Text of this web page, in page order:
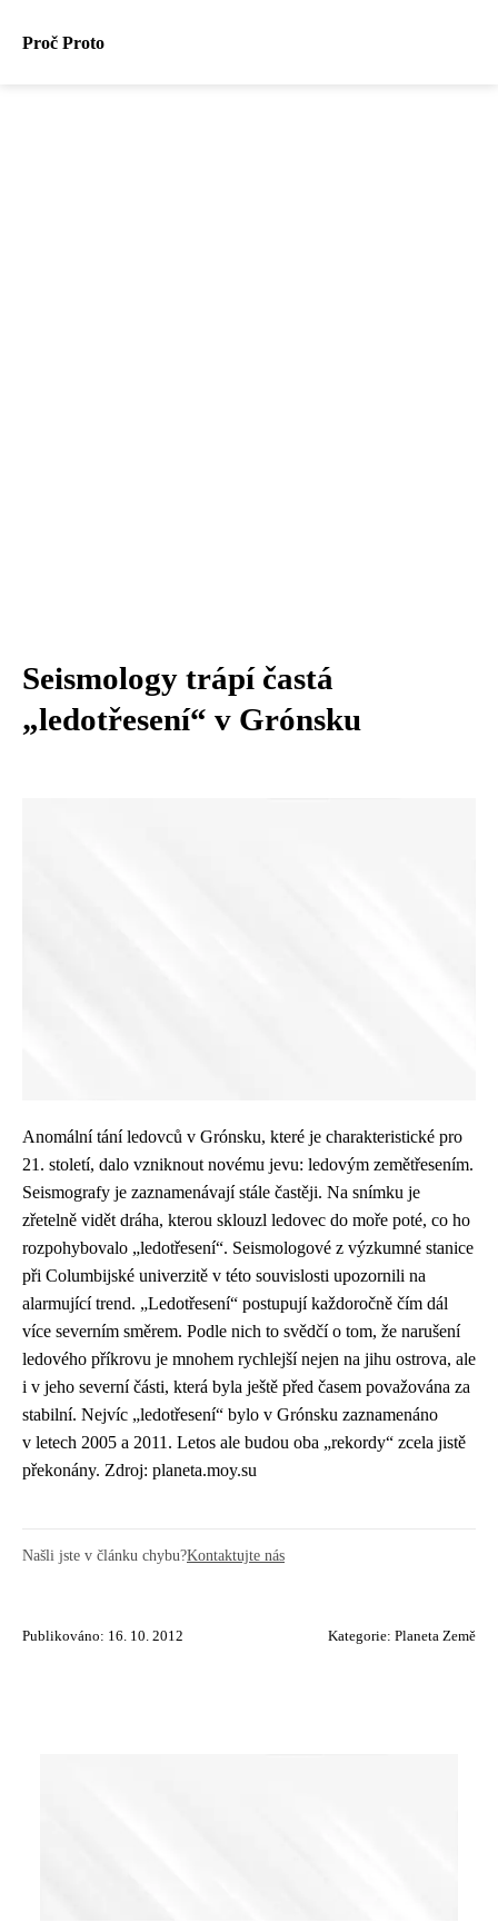
Proč Proto
Seismology trápí častá
„ledotřesení“ v Grónsku
Anomální tání ledovců v Grónsku, které je charakteristické pro
21. století, dalo vzniknout novému jevu: ledovým zemětřesením.
Seismografy je zaznamenávají stále častěji. Na snímku je
zřetelně vidět dráha, kterou sklouzl ledovec do moře poté, co ho
rozpohybovalo „ledotřesení“. Seismologové z výzkumné stanice
při Columbijské univerzitě v této souvislosti upozornili na
alarmující trend. „Ledotřesení“ postupují každoročně čím dál
více severním směrem. Podle nich to svědčí o tom, že narušení
ledového příkrovu je mnohem rychlejší nejen na jihu ostrova, ale
i v jeho severní části, která byla ještě před časem považována za
stabilní. Nejvíc „ledotřesení“ bylo v Grónsku zaznamenáno
v letech 2005 a 2011. Letos ale budou oba „rekordy“ zcela jistě
překonány. Zdroj: planeta.moy.su
Našli jste v článku chybu?Kontaktujte nás
Publikováno: 16. 10. 2012 Kategorie: Planeta Země